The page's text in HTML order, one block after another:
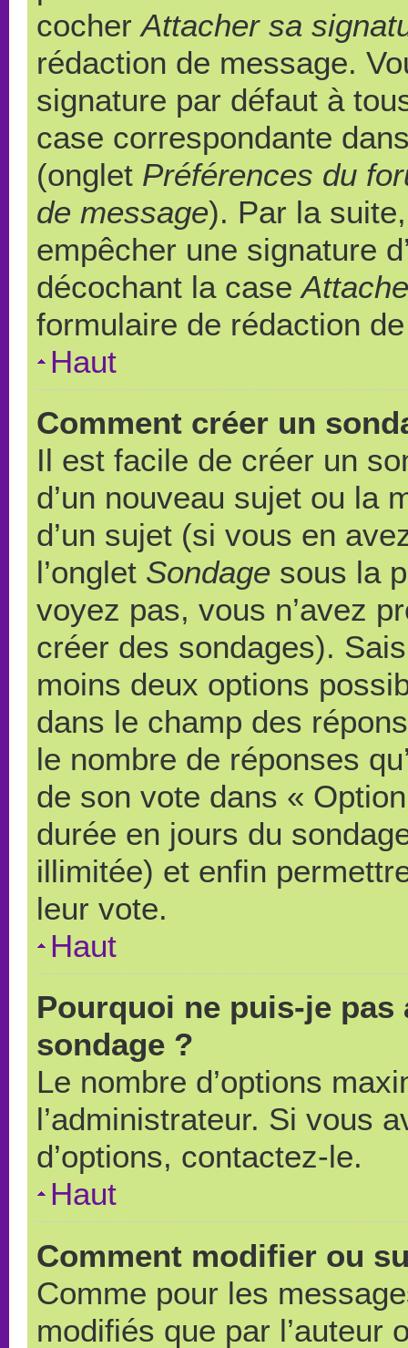
cocherAttacher sa
rédaction de message.
signature par défaut à
case correspondante
(onglet Préférences du
de message). Par la
empêcher une signature
décochant la case
formulaire de rédaction
Haut
Comment créer un
Il est facile de créer un
d’un nouveau sujet ou la
d’un sujet (si vous en
l’onglet Sondage sous la
voyez pas, vous n’avez
créer des sondages).
moins deux options
dans le champ des
le nombre de réponses
de son vote dans «
durée en jours du
illimitée) et enfin
leur vote.
Haut
Pourquoi ne puis-je
sondage ?
Le nombre d’options
l’administrateur. Si vous
d’options, contactez-le.
Haut
Comment modifier ou
Comme pour les
modifiés que par l’auteur